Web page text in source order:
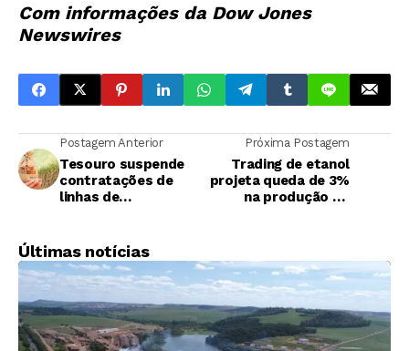
Com informações da Dow Jones
Newswires
Postagem Anterior
Tesouro suspende
contratações de
linhas de
Próxima Postagem
Trading de etanol
projeta queda de 3%
na produção do
Últimas notícias